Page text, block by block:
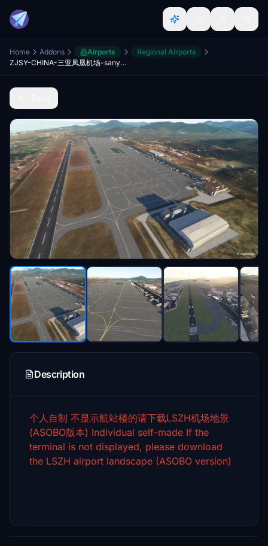
Home Addons Airports
Regional Airports
ZJSY-CHINA-三亚凤凰机场-sanyafenghuangAirport
Description
个人自制 不显示航站楼的请下载LSZH机场地景
(ASOBO版本) Individual self-made If the
terminal is not displayed, please download
the LSZH airport landscape (ASOBO version)